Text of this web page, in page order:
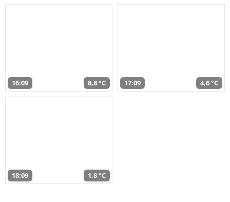
16:09 8,8 °C 17:09 4,6 °C
18:09 1,8 °C